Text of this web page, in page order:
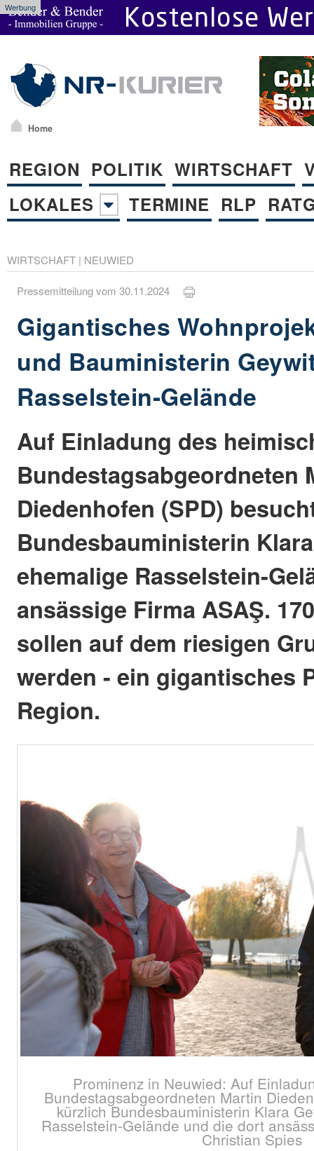
Werbung
Home
REGION POLITIK WIRTSCHAFT
LOKALES
TERMINE RLP
WIRTSCHAFT | NEUWIED
Pressemitteilung vom 30.11.2024
Gigantisches
und Bauministerin
Rasselstein-Gelände
Auf Einladung des
Bundestagsabgeordneten
Diedenhofen (SPD)
Bundesbauministerin
ehemalige Rasselstein-
ansässige Firma ASAŞ.
sollen auf dem riesigen
werden - ein gigantisches
Region.
Prominenz in Neuwied: Auf
Bundestagsabgeordneten Martin
kürzlich Bundesbauministerin Klara
Rasselstein-Gelände und die dort
Christian Spies